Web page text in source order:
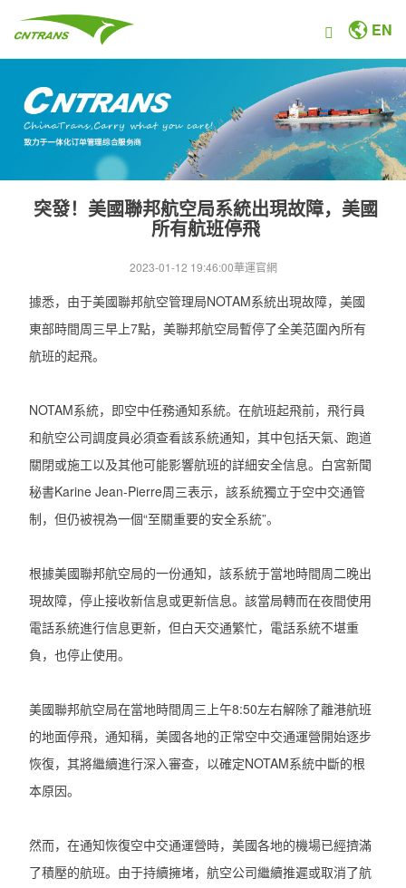
EN
突發！美國聯邦航空局系統出現故障，美國
所有航班停飛
2023-01-12 19:46:00華運官網
據悉，由于美國聯邦航空管理局NOTAM系統出現故障，美國
東部時間周三早上7點，美聯邦航空局暫停了全美范圍內所有
航班的起飛。
NOTAM系統，即空中任務通知系統。在航班起飛前，飛行員
和航空公司調度員必須查看該系統通知，其中包括天氣、跑道
關閉或施工以及其他可能影響航班的詳細安全信息。白宮新聞
秘書Karine Jean-Pierre周三表示，該系統獨立于空中交通管
制，但仍被視為一個“至關重要的安全系統”。
根據美國聯邦航空局的一份通知，該系統于當地時間周二晚出
現故障，停止接收新信息或更新信息。該當局轉而在夜間使用
電話系統進行信息更新，但白天交通繁忙，電話系統不堪重
負，也停止使用。
美國聯邦航空局在當地時間周三上午8:50左右解除了離港航班
的地面停飛，通知稱，美國各地的正常空中交通運營開始逐步
恢復，其將繼續進行深入審查，以確定NOTAM系統中斷的根
本原因。
然而，在通知恢復空中交通運營時，美國各地的機場已經擠滿
了積壓的航班。由于持續擁堵，航空公司繼續推遲或取消了航